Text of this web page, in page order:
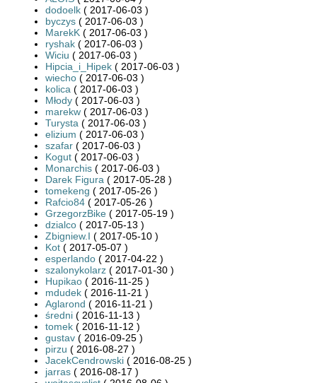
dodoelk ( 2017-06-03 )
byczys ( 2017-06-03 )
MarekK ( 2017-06-03 )
ryshak ( 2017-06-03 )
Wiciu ( 2017-06-03 )
Hipcia_i_Hipek ( 2017-06-03 )
wiecho ( 2017-06-03 )
kolica ( 2017-06-03 )
Młody ( 2017-06-03 )
marekw ( 2017-06-03 )
Turysta ( 2017-06-03 )
elizium ( 2017-06-03 )
szafar ( 2017-06-03 )
Kogut ( 2017-06-03 )
Monarchis ( 2017-06-03 )
Darek Figura ( 2017-05-28 )
tomekeng ( 2017-05-26 )
Rafcio84 ( 2017-05-26 )
GrzegorzBike ( 2017-05-19 )
dzialco ( 2017-05-13 )
Zbigniew.I ( 2017-05-10 )
Kot ( 2017-05-07 )
esperlando ( 2017-04-22 )
szalonykolarz ( 2017-01-30 )
Hupikao ( 2016-11-25 )
mdudek ( 2016-11-21 )
Aglarond ( 2016-11-21 )
średni ( 2016-11-13 )
tomek ( 2016-11-12 )
gustav ( 2016-09-25 )
pirzu ( 2016-08-27 )
JacekCendrowski ( 2016-08-25 )
jarras ( 2016-08-17 )